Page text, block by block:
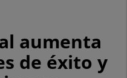
aumenta
de éxito y